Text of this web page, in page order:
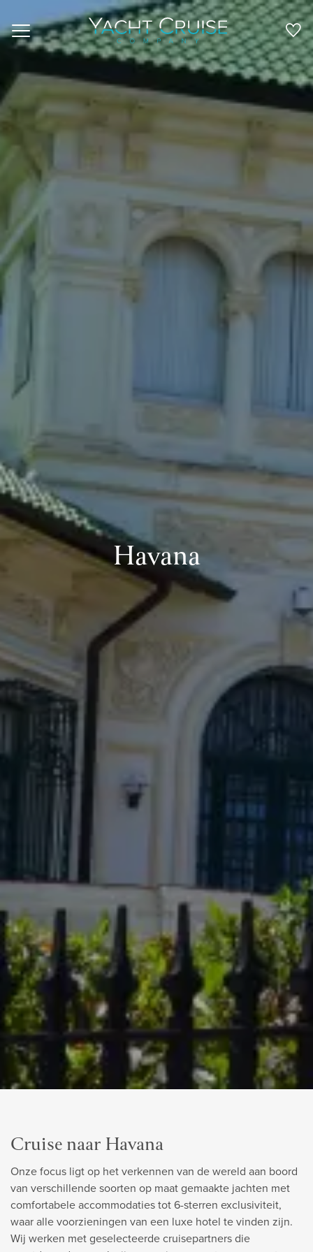
Navigation
Havana
Cruise naar Havana
Onze focus ligt op het verkennen van de wereld aan boord
van verschillende soorten op maat gemaakte jachten met
comfortabele accommodaties tot 6-sterren exclusiviteit,
waar alle voorzieningen van een luxe hotel te vinden zijn.
Wij werken met geselecteerde cruisepartners die